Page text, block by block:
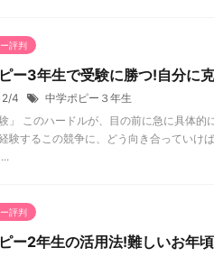
評判
ー3年生で受験に勝つ!自分に
4
中学ポピー３年生
験」 このハードルが、目の前に急に具体
験するこの競争に、どう向き合ってい
評判
ー2年生の活用法!難しいお年